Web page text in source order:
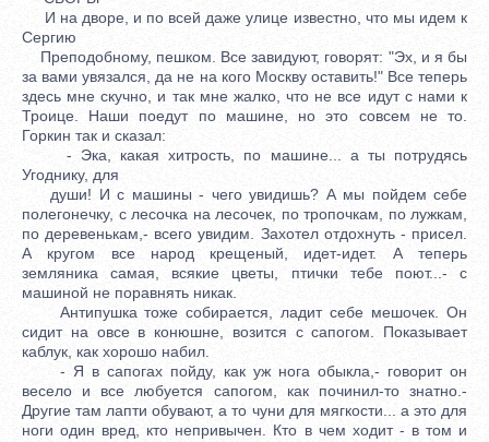
И на дворе, и по всей даже улице известно, что мы идем к
Сергию
Преподобному, пешком. Все завидуют, говорят: "Эх, и я бы
за вами увязался, да не на кого Москву оставить!" Все теперь
здесь мне скучно, и так мне жалко, что не все идут с нами к
Троице. Наши поедут по машине, но это совсем не то.
Горкин так и сказал:
- Эка, какая хитрость, по машине... а ты потрудясь
Угоднику, для
души! И с машины - чего увидишь? А мы пойдем себе
полегонечку, с лесочка на лесочек, по тропочкам, по лужкам,
по деревенькам,- всего увидим. Захотел отдохнуть - присел.
А кругом все народ крещеный, идет-идет. А теперь
земляника самая, всякие цветы, птички тебе поют...- с
машиной не поравнять никак.
Антипушка тоже собирается, ладит себе мешочек. Он
сидит на овсе в конюшне, возится с сапогом. Показывает
каблук, как хорошо набил.
- Я в сапогах пойду, как уж нога обыкла,- говорит он
весело и все любуется сапогом, как починил-то знатно.-
Другие там лапти обувают, а то чуни для мягкости... а это для
ноги один вред, кто непривычен. Кто в чем ходит - в том и